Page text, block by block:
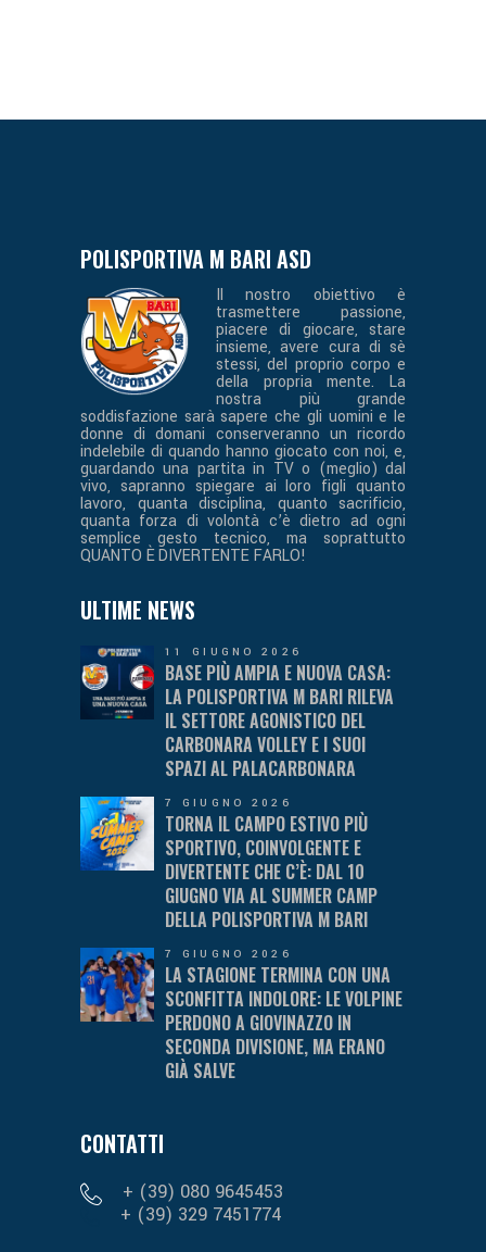
POLISPORTIVA M BARI ASD
Il nostro obiettivo è
trasmettere passione,
piacere di giocare, stare
insieme, avere cura di sè
stessi, del proprio corpo e
della propria mente. La
nostra più grande
soddisfazione sarà sapere che gli uomini e le
donne di domani conserveranno un ricordo
indelebile di quando hanno giocato con noi, e,
guardando una partita in TV o (meglio) dal
vivo, sapranno spiegare ai loro figli quanto
lavoro, quanta disciplina, quanto sacrificio,
quanta forza di volontà c’è dietro ad ogni
semplice gesto tecnico, ma soprattutto
QUANTO È DIVERTENTE FARLO!
ULTIME NEWS
11 GIUGNO 2026
BASE PIÙ AMPIA E NUOVA CASA:
LA POLISPORTIVA M BARI RILEVA
IL SETTORE AGONISTICO DEL
CARBONARA VOLLEY E I SUOI
SPAZI AL PALACARBONARA
7 GIUGNO 2026
TORNA IL CAMPO ESTIVO PIÙ
SPORTIVO, COINVOLGENTE E
DIVERTENTE CHE C’È: DAL 10
GIUGNO VIA AL SUMMER CAMP
DELLA POLISPORTIVA M BARI
7 GIUGNO 2026
LA STAGIONE TERMINA CON UNA
SCONFITTA INDOLORE: LE VOLPINE
PERDONO A GIOVINAZZO IN
SECONDA DIVISIONE, MA ERANO
GIÀ SALVE
CONTATTI
+ (39) 080 9645453
+ (39) 329 7451774